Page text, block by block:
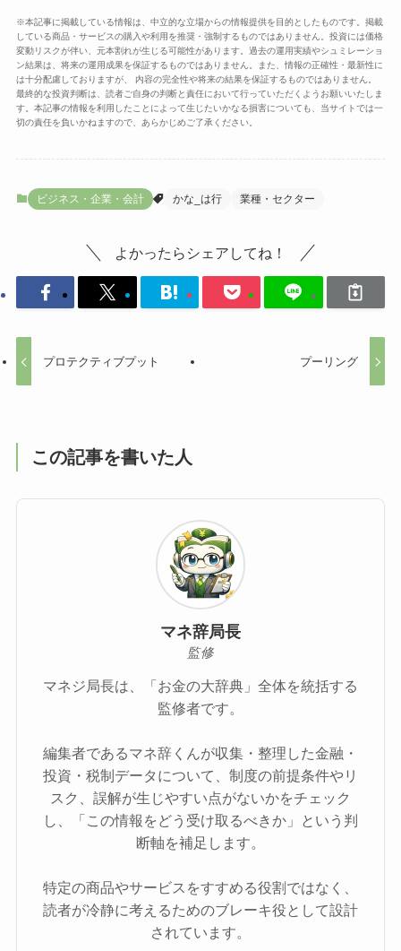
※本記事に掲載している情報は、中立的な立場からの情報提供を目的としたものです。掲載
している商品・サービスの購入や利用を推奨・強制するものではありません。投資には価格
変動リスクが伴い、元本割れが生じる可能性があります。過去の運用実績やシュミレーショ
ン結果は、将来の運用成果を保証するものではありません。また、情報の正確性・最新性に
は十分配慮しておりますが、 内容の完全性や将来の結果を保証するものではありません。
最終的な投資判断は、読者ご自身の判断と責任において行っていただくようお願いいたしま
す。本記事の情報を利用したことによって生じたいかなる損害についても、当サイトでは一
切の責任を負いかねますので、あらかじめご了承ください。
ビジネス・企業・会計 かな_は行 業種・セクター
よかったらシェアしてね！
プロテクティブプット プーリング
この記事を書いた人
マネ辞局長
監修
マネジ局長は、「お金の大辞典」全体を統括する
監修者です。
編集者であるマネ辞くんが収集・整理した金融・
投資・税制データについて、制度の前提条件やリ
スク、誤解が生じやすい点がないかをチェック
し、「この情報をどう受け取るべきか」という判
断軸を補足します。
特定の商品やサービスをすすめる役割ではなく、
読者が冷静に考えるためのブレーキ役として設計
されています。